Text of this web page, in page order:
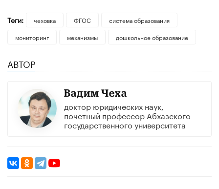
Теги: чеховка ФГОС
система образования
мониторинг
механизмы дошкольное образование
АВТОР
Вадим Чеха
доктор юридических наук,
почетный профессор Абхазского
государственного университета